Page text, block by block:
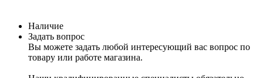
Наличие
Задать вопрос
Вы можете задать любой интересующий вас вопрос по
товару или работе магазина.